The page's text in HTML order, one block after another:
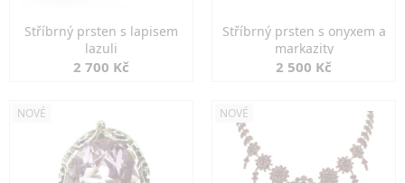
Stříbrný prsten s lapisem
lazuli
2 700 Kč
Stříbrný prsten s onyxem a
markazity
2 500 Kč
NOVÉ NOVÉ